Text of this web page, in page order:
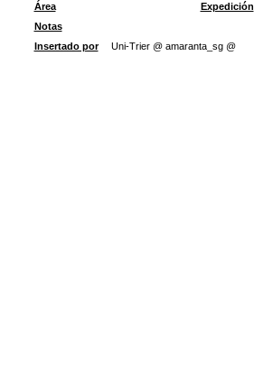
Área
Expedición
Notas
Insertado por
Uni-Trier @ amaranta_sg @